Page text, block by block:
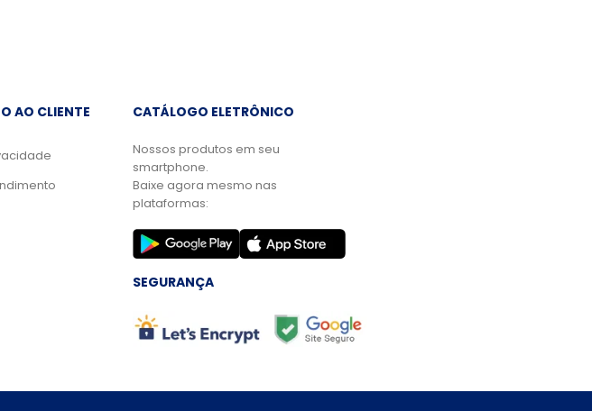
AO CLIENTE CATÁLOGO ELETRÔNICO
Nossos produtos em seu
smartphone.
Baixe agora mesmo nas
plataformas:
SEGURANÇA